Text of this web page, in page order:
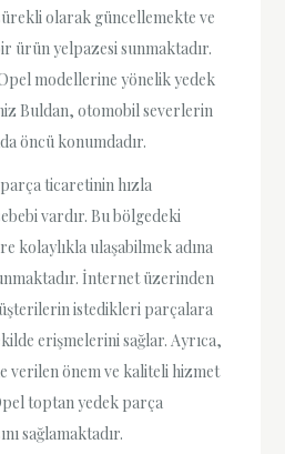
olarak güncellemekte ve
ürün yelpazesi sunmaktadır.
modellerine yönelik yedek
Buldan, otomobil severlerin
öncü konumdadır.
ticaretinin hızla
vardır. Bu bölgedeki
kolaylıkla ulaşabilmek adına
İnternet üzerinden
istedikleri parçalara
erişmelerini sağlar. Ayrıca,
verilen önem ve kaliteli hizmet
toptan yedek parça
sağlamaktadır.